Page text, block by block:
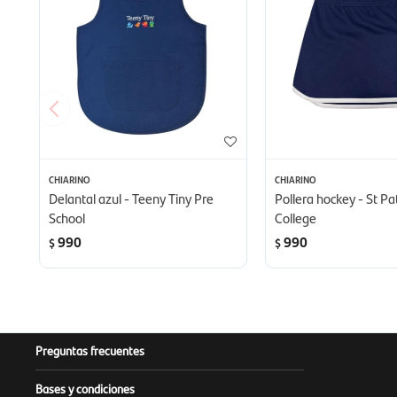
CHIARINO
Delantal azul - Teeny Tiny Pre
School
$990
CHIARINO
Pollera hockey - St
College
$990
Preguntas frecuentes
Bases y condiciones